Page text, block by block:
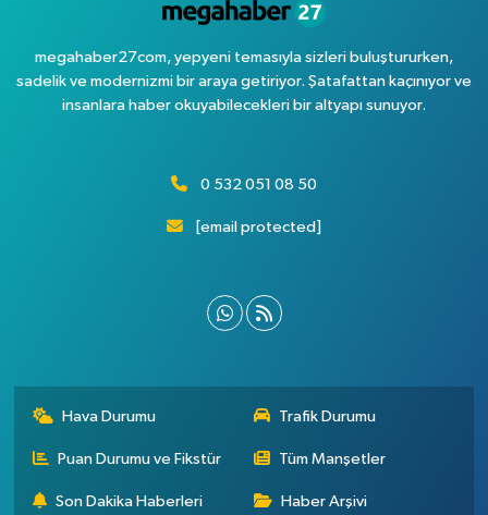
megahaber27com, yepyeni temasıyla sizleri buluştururken,
sadelik ve modernizmi bir araya getiriyor. Şatafattan kaçınıyor ve
insanlara haber okuyabilecekleri bir altyapı sunuyor.
0 532 051 08 50
[email protected]
Hava Durumu Trafik Durumu
Puan Durumu ve Fikstür Tüm Manşetler
Son Dakika Haberleri Haber Arşivi